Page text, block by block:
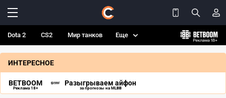
Dota 2 CS2 Мир танков Еще
ИНТЕРЕСНОЕ
BETBOOM
Реклама 18+
Разыгрываем айфон
за прогнозы на MLBB